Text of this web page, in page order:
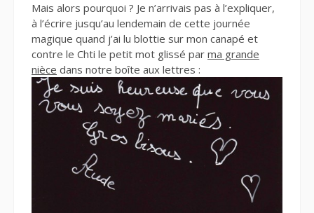
Mais alors pourquoi ? Je n’arrivais pas à l’expliquer,
à l’écrire jusqu’au lendemain de cette journée
magique quand j’ai lu blottie sur mon canapé et
contre le Chti le petit mot glissé par ma grande
nièce dans notre boîte aux lettres :